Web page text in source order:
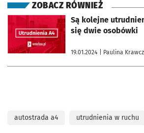
ZOBACZ RÓWNIEŻ
Są kolejne
się dwie osobówki
19.01.2024 | Paulina
otworzy się w nowej karcie
autostrada a4 utrudnienia w ruchu